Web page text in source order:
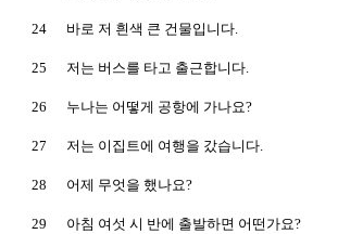
24 바로 저 흰색 큰 건물입니다.
25 저는 버스를 타고 출근합니다.
26 누나는 어떻게 공항에 가나요?
27 저는 이집트에 여행을 갔습니다.
28 어제 무엇을 했나요?
29 아침 여섯 시 반에 출발하면 어떤가요?